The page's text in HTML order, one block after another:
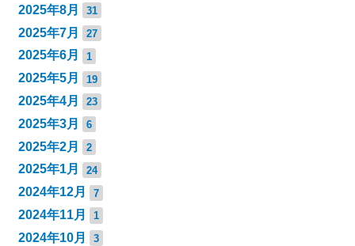
2025年8月 31
2025年7月 27
2025年6月 1
2025年5月 19
2025年4月 23
2025年3月 6
2025年2月 2
2025年1月 24
2024年12月 7
2024年11月 1
2024年10月 3